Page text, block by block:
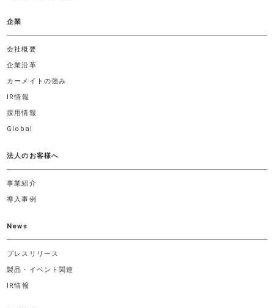
企業
会社概要
企業沿革
カーメイトの強み
IR情報
採用情報
Global
法人のお客様へ
事業紹介
導入事例
News
プレスリリース
製品・イベント関連
IR情報